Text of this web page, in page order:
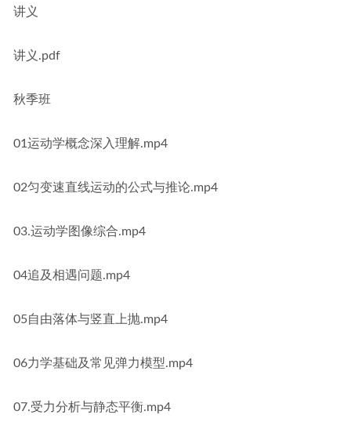
讲义
讲义.pdf
秋季班
01运动学概念深入理解.mp4
02匀变速直线运动的公式与推论.mp4
03.运动学图像综合.mp4
04追及相遇问题.mp4
05自由落体与竖直上抛.mp4
06力学基础及常见弹力模型.mp4
07.受力分析与静态平衡.mp4